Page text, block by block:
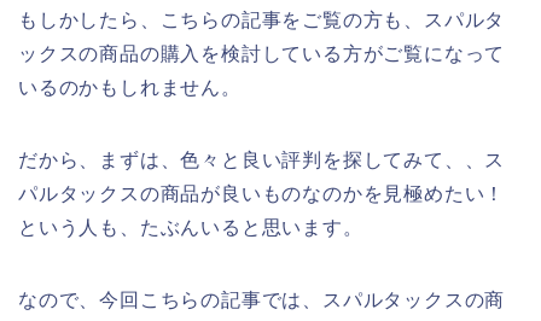
もしかしたら、こちらの記事をご覧の方も、スパルタ
ックスの商品の購入を検討している方がご覧になって
いるのかもしれません。
だから、まずは、色々と良い評判を探してみて、、ス
パルタックスの商品が良いものなのかを見極めたい！
という人も、たぶんいると思います。
なので、今回こちらの記事では、スパルタックスの商